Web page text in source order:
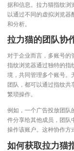
据和信息。拉力猫指纹浏
以通过不同的虚拟浏览
和分析。
拉力猫的团队协
对于企业而言，多账号的
指纹浏览器通过独特的指
境，共同管理多个账号。
团队，都可以通过指纹
繁琐操作。
例如，一个广告投放团队
件分享给其他成员，团队
操作该账户。这种协作方
如何获取拉力猫